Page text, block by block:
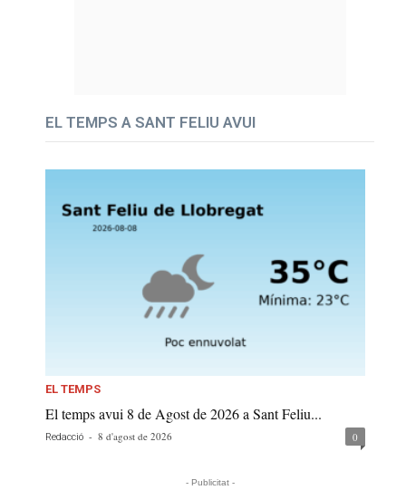
EL TEMPS A SANT FELIU AVUI
EL TEMPS
El temps avui 8 de Agost de 2026 a Sant Feliu...
Redacció - 8 d'agost de 2026 0
- Publicitat -